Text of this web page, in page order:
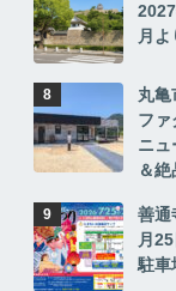
月
丸亀
ファ
ニュ
＆
善通
月
駐車